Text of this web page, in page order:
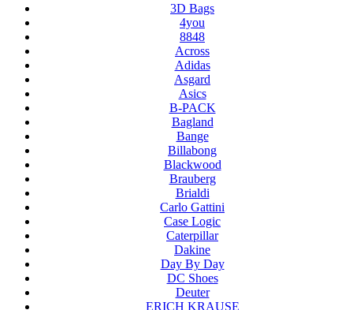
3D Bags
4you
8848
Across
Adidas
Asgard
Asics
B-PACK
Bagland
Bange
Billabong
Blackwood
Brauberg
Brialdi
Carlo Gattini
Case Logic
Caterpillar
Dakine
Day By Day
DC Shoes
Deuter
ERICH KRAUSE